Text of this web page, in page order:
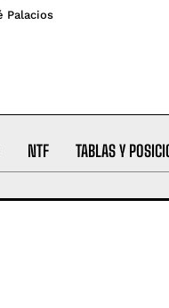
Palacios
NTF TABLAS Y